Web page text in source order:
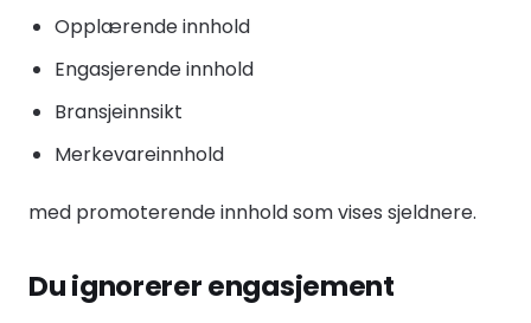
Opplærende innhold
Engasjerende innhold
Bransjeinnsikt
Merkevareinnhold
med promoterende innhold som vises sjeldnere.
Du ignorerer engasjement